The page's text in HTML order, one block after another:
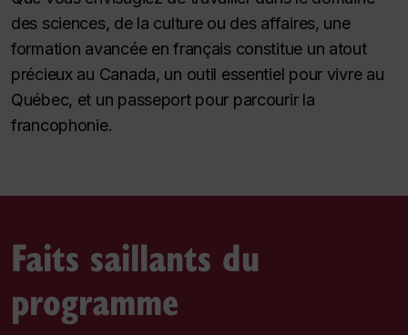
des sciences, de la culture ou des affaires, une
formation avancée en français constitue un atout
précieux au Canada, un outil essentiel pour vivre au
Québec, et un passeport pour parcourir la
francophonie.
Faits saillants du
programme